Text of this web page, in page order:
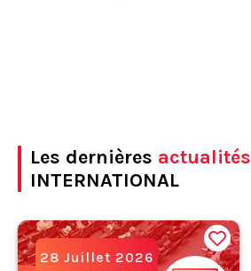
Les dernières actualités
INTERNATIONAL
28 Juillet 2026